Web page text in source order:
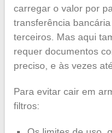
carregar o valor por
transferência
terceiros. Mas aqui
requer documentos
preciso, e às vezes
Para evitar cair em
filtros: